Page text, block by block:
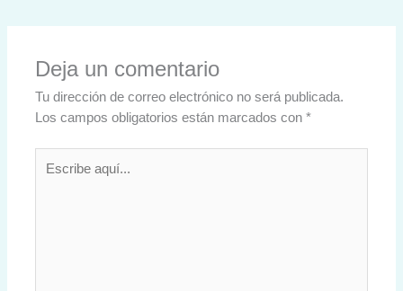
Deja un comentario
Tu dirección de correo electrónico no será publicada.
Los campos obligatorios están marcados con*
aquí...